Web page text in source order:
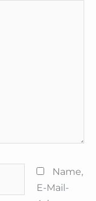
Name,
E-Mail-